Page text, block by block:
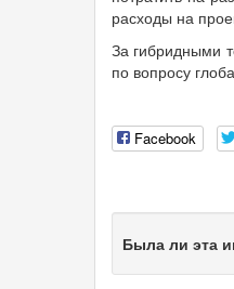
расходы на
За гибридными
по вопросу
Facebook
Была ли эта